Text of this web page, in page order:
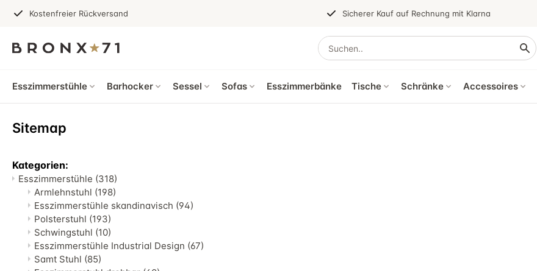
Kostenfreier Rückversand Sicherer Kauf auf Rechnung mit Klarna
Esszimmerstühle Barhocker Sessel Sofas Esszimmerbänke Tische Schränke Accessoires
Sitemap
Kategorien:
Esszimmerstühle (318)
Armlehnstuhl (198)
Esszimmerstühle skandinavisch (94)
Polsterstuhl (193)
Schwingstuhl (10)
Esszimmerstühle Industrial Design (67)
Samt Stuhl (85)